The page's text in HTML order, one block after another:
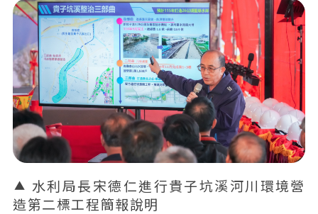
水利局長宋德仁進行貴子坑溪河川環境營
造第二標工程簡報說明